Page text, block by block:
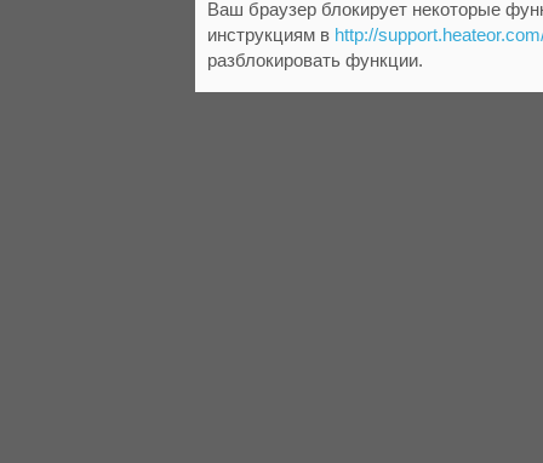
Ваш браузер блокирует некоторые
инструкциям в http://
разблокировать функции.